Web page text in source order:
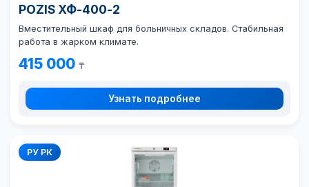
POZIS ХФ-400-2
Вместительный шкаф для больничных складов. Стабильная
работа в жарком климате.
415 000 ₸
Узнать подробнее
РУ РК